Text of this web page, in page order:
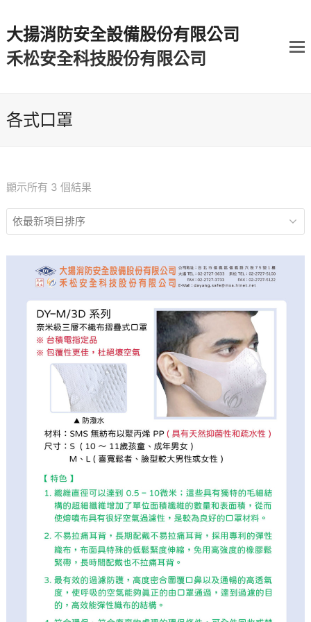
大揚消防安全設備股份有限公司
禾松安全科技股份有限公司
各式口罩
顯示所有 3 個結果